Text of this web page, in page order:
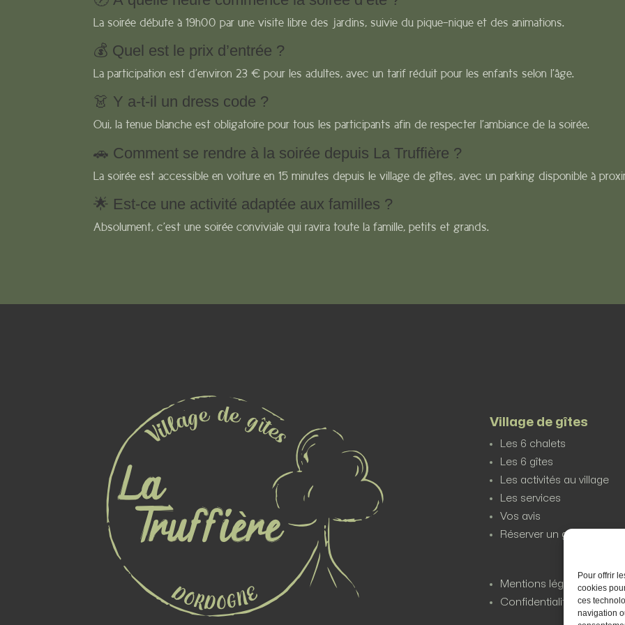
Pour offrir
cookies
ces
navigation
La soirée débute à 19h00 par une visite libre des jardins, suivie du pique-nique et des animations.
💰 Quel est le prix d’entrée ?
La participation est d’environ 23 € pour les adultes, avec un tarif réduit pour les enfants selon l’âge.
👗 Y a-t-il un dress code ?
Oui, la tenue blanche est obligatoire pour tous les participants afin de respecter l’ambiance de la soirée.
🚗 Comment se rendre à la soirée depuis La Truffière ?
La soirée est accessible en voiture en 15 minutes depuis le village de gîtes, avec un parking disponible à
🌟 Est-ce une activité adaptée aux familles ?
Absolument, c’est une soirée conviviale qui ravira toute la famille, petits et grands.
Village de gîtes
Les 6 chalets
Les 6 gîtes
Les activités au village
Les services
Vos avis
Réserver un gîte
Mentions légales
Confidentialité des